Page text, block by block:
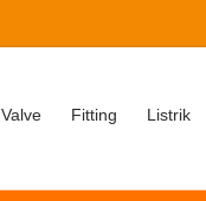
Valve Fitting Listrik